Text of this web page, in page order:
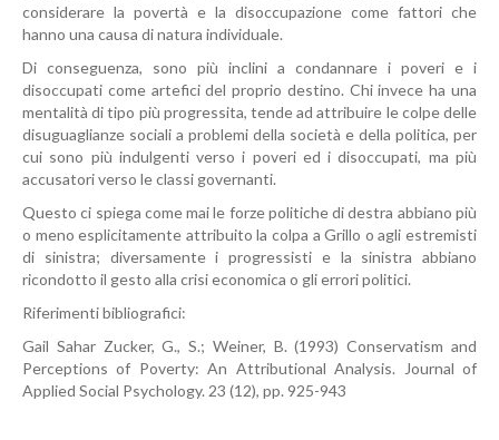
considerare la povertà e la disoccupazione come fattori che
hanno una causa di natura individuale.
Di conseguenza, sono più inclini a condannare i poveri e i
disoccupati come artefici del proprio destino. Chi invece ha una
mentalità di tipo più progressita, tende ad attribuire le colpe delle
disuguaglianze sociali a problemi della società e della politica, per
cui sono più indulgenti verso i poveri ed i disoccupati, ma più
accusatori verso le classi governanti.
Questo ci spiega come mai le forze politiche di destra abbiano più
o meno esplicitamente attribuito la colpa a Grillo o agli estremisti
di sinistra; diversamente i progressisti e la sinistra abbiano
ricondotto il gesto alla crisi economica o gli errori politici.
Riferimenti bibliografici:
Gail Sahar Zucker, G., S.; Weiner, B. (1993) Conservatism and
Perceptions of Poverty: An Attributional Analysis. Journal of
Applied Social Psychology. 23 (12), pp. 925-943